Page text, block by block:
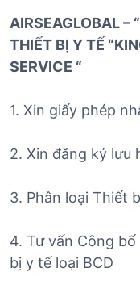
AIRSEAGLOBAL –
THIẾT BỊ Y TẾ
SERVICE “
1. Xin giấy phép
2. Xin đăng ký lưu
3. Phân loại Thiết
4. Tư vấn Công
bị y tế loại BCD